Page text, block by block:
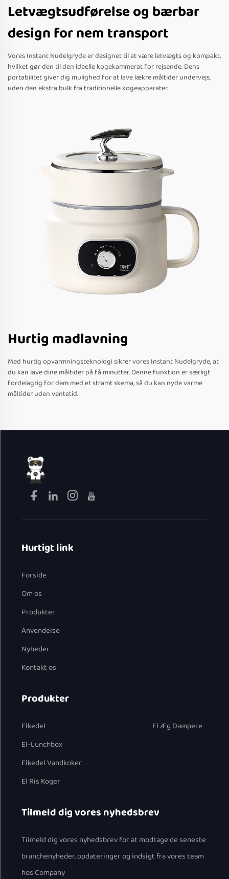
Letvægtsudførelse og bærbar
design for nem transport
Vores Instant Nudelgryde er designet til at være letvægts og kompakt,
hvilket gør den til den ideelle kogekammerat for rejsende. Dens
portabilitet giver dig mulighed for at lave lækre måltider undervejs,
uden den ekstra bulk fra traditionelle kogeapparater.
Hurtig madlavning
Med hurtig opvarmningsteknologi sikrer vores Instant Nudelgryde, at
du kan lave dine måltider på få minutter. Denne funktion er særligt
fordelagtig for dem med et stramt skema, så du kan nyde varme
måltider uden ventetid.
Hurtigt link
Forside
Om os
Produkter
Anvendelse
Nyheder
Kontakt os
Produkter
Elkedel
El-Lunchbox
Elkedel Vandkoker
El Ris Koger
El Æg Dampere
Tilmeld dig vores nyhedsbrev
Tilmeld dig vores nyhedsbrev for at modtage de seneste
branchenyheder, opdateringer og indsigt fra vores team
hos Company